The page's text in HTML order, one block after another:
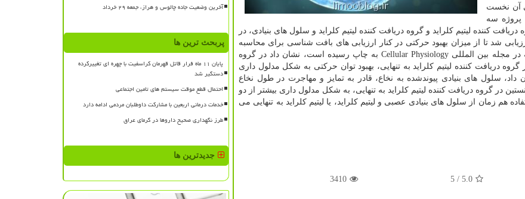
آن نخست
پروژه سه
كننده لیتیم كلراید و گروه دریافت كننده لیتیم كلراید و سلول های بنیادی، در
شد تا از میزان بهبود حركتی در كنار ارزیابی های بافت شناسی برای محاسبه
كه در مجله بین المللی Cellular Physiology به چاپ رسیده است، نشان داد در گروه
دریافت كننده لیتیم كلراید به تنهایی، بهبود توان حركتی به شكل مدلول داری
سلول های بنیادی پیوندشده به نخاع، قادر به تمایز و مهاجرت در طول نخاع
در گروه دریافت كننده لیتیم كلراید به تنهایی، به شكل مدلول داری بیشتر از دو
هم زمان از سلول های بنیادی عصبی و لیتیم كلراید، یا لیتیم كلراید به تنهایی می
5.0
/ 5
3410
آخرین وضعیت جاده چالوس و هراز، جمعه ۲۹ خرداد
پربحث ترین ها
پایان ۱۱ ماه فرار قاتل قهرمان کراسفیت با چهره ای تغییرکرده
دستگیر شد
احتمال قطع موقت سیستم های تامین اجتماعی
خدمات درمانی اربعین با مشارکت داوطلبان مردمی ادامه دارد
طرز نگهداری صحیح داروها در گرمای عراق
جدیدترین ها